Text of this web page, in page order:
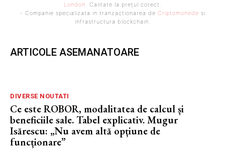
London . Calitate la prețul corect.
- Companie specializata in tranzactionarea de Criptomonede si
infrastructura blockchain.
ARTICOLE ASEMANATOARE
DIVERSE NOUTATI
Ce este ROBOR, modalitatea de calcul și
beneficiile sale. Tabel explicativ. Mugur
Isărescu: „Nu avem altă opțiune de
funcționare”